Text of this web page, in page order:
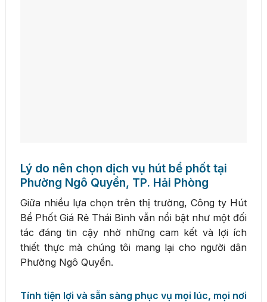
Lý do nên chọn dịch vụ hút bể phốt tại
Phường Ngô Quyền, TP. Hải Phòng
Giữa nhiều lựa chọn trên thị trường, Công ty Hút
Bể Phốt Giá Rẻ Thái Bình vẫn nổi bật như một đối
tác đáng tin cậy nhờ những cam kết và lợi ích
thiết thực mà chúng tôi mang lại cho người dân
Phường Ngô Quyền.
Tính tiện lợi và sẵn sàng phục vụ mọi lúc, mọi nơi